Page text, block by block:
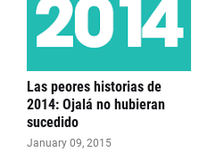
Las peores historias de
2014: Ojalá no hubieran
sucedido
January 09, 2015